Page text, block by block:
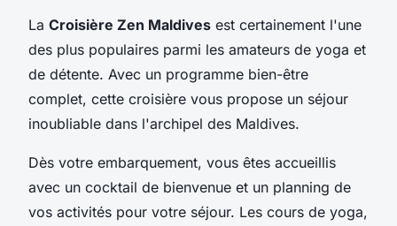
La Croisière Zen Maldives est certainement l'une
des plus populaires parmi les amateurs de yoga et
de détente. Avec un programme bien-être
complet, cette croisière vous propose un séjour
inoubliable dans l'archipel des Maldives.
Dès votre embarquement, vous êtes accueillis
avec un cocktail de bienvenue et un planning de
vos activités pour votre séjour. Les cours de yoga,